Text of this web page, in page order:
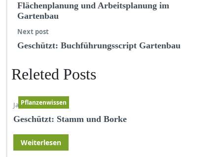
Flächenplanung und Arbeitsplanung im
Gartenbau
Next post
Geschützt: Buchführungsscript Gartenbau
Releted Posts
Pflanzenwissen
Jan. 17,2026
Geschützt: Stamm und Borke
Weiterlesen